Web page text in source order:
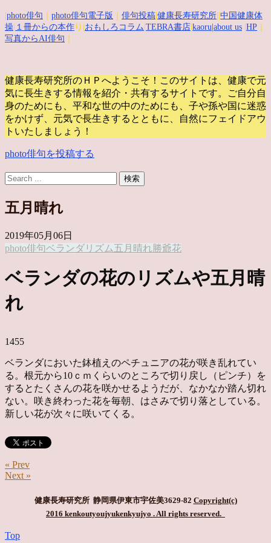
photo俳句 photo俳句電子版 俳句投稿 健康長寿研究所 中国健康体
操 １冊からの本作 り| おもしろコラム TEBRA書店 kaoru |about us HP
写真からAI俳句
健康長寿研究所のＨＰへようこそ！このサイトは、健康で元
気に長生きする情報を紹介・共有するサイトです。
ご自分自
身のためにも、平和な世の中のためにも、子や孫や国に迷惑
をかけず、元気で長生きするとともに、自然にフェイドアウ
トいたしましょう！
photo俳句を投稿する
五月晴れ
2019年05月06日
photo俳句ベランダ リズム五月晴れ勝爺花
ベランダの花のリズムや五月晴
れ
1455
ベランダにおいた鉢植えのペチュニアの花が咲き乱れてい
る。根元から10ｃｍくらいのところで切り戻し（ピンチ）を
するとたくさんの花を咲かせるようだが、なかなか踏ん切れ
ない。咲き終わった花を毎朝、はさみで切り落としている。
新しい花が次々に咲いてくる。
« Prev
Next »
健康長寿研究所 静岡県伊東市宇佐美3629-82 Copyright(c)
2016 kenkoutyoujyukenkyujyo . All rights reserved.
Top